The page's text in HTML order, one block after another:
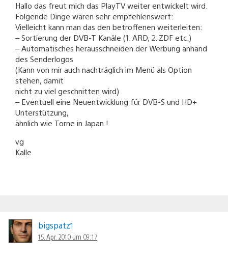
Hallo das freut mich das PlayTV weiter entwickelt wird.
Folgende Dinge wären sehr empfehlenswert:
Vielleicht kann man das den betroffenen weiterleiten:
– Sortierung der DVB-T Kanäle (1. ARD, 2. ZDF etc.)
– Automatisches herausschneiden der Werbung anhand
des Senderlogos
(Kann von mir auch nachträglich im Menü als Option
stehen, damit
nicht zu viel geschnitten wird)
– Eventuell eine Neuentwicklung für DVB-S und HD+
Unterstützung,
ähnlich wie Torne in Japan !
vg
Kalle
bigspatz1
15. Apr. 2010 um 09:17